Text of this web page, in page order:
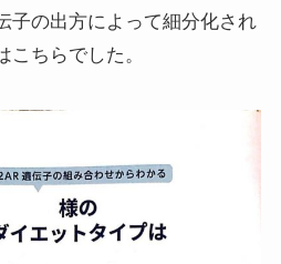
子の出方によって細分化され
こちらでした。